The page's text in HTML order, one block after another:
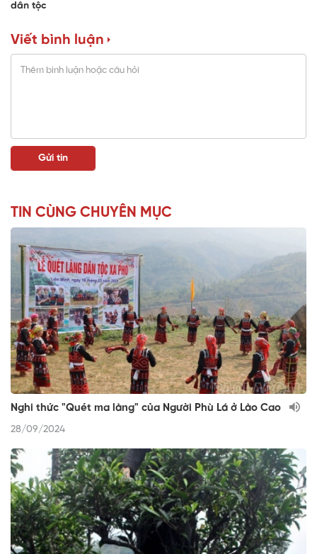
dân tộc
Viết bình luận
TIN CÙNG CHUYÊN MỤC
Nghi thức "Quét ma làng" của Người Phù Lá ở Lào Cao
28/09/2024